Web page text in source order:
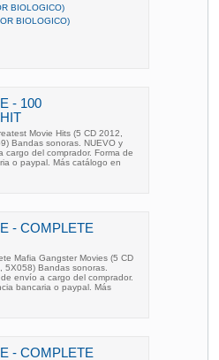
BIOLOGICO)
BIOLOGICO)
- 100
Movie Hits (5 CD 2012,
Bandas sonoras. NUEVO y
del comprador. Forma de
o paypal. Más catálogo en
- COMPLETE
Mafia Gangster Movies (5 CD
5X058) Bandas sonoras.
envío a cargo del comprador.
bancaria o paypal. Más
- COMPLETE